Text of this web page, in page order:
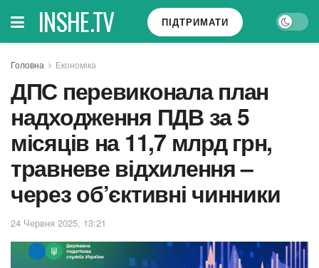
INSHE.TV ПІДТРИМАТИ
Головна Економіка
ДПС перевиконала план
надходження ПДВ за 5
місяців на 11,7 млрд грн,
травневе відхилення –
через об’єктивні чинники
24 Червня 2025, 13:21